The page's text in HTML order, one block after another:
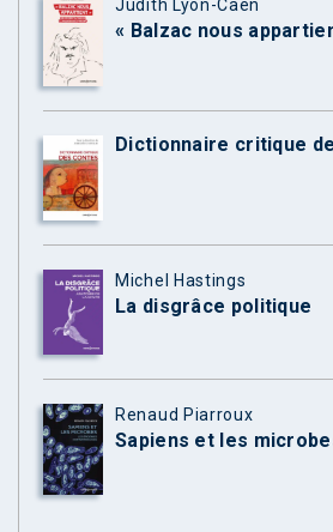
Judith Lyon-Caen
« Balzac nous
Dictionnaire critique
Michel Hastings
La disgrâce politique
Renaud Piarroux
Sapiens et les